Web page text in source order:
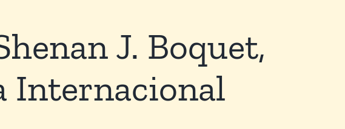
J. Boquet,
Internacional